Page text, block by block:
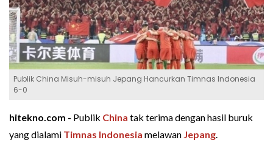
Publik China Misuh-misuh Jepang Hancurkan Timnas Indonesia
6-0
hitekno.com - Publik China tak terima dengan hasil buruk
yang dialami Timnas Indonesia melawan Jepang.